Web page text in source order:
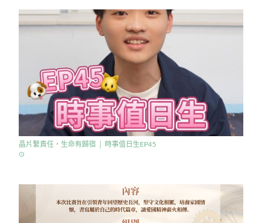
晶片繫責任，生命有歸宿 │ 時事值日生EP45
access_time